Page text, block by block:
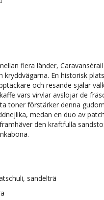
flera länder,
kryddvägarna. En historisk
och resande själar
vars virvlar avslöjar de
toner förstärker denna
medan en duo av
den kraftfulla
sandelträ